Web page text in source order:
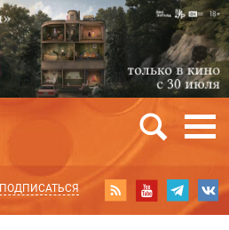
ПОДПИСАТЬСЯ